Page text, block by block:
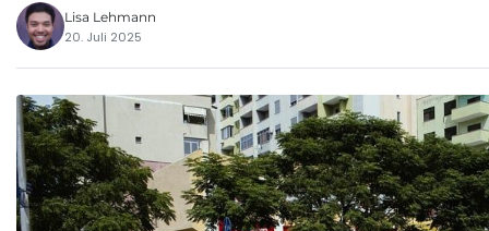
Lisa Lehmann
20. Juli 2025